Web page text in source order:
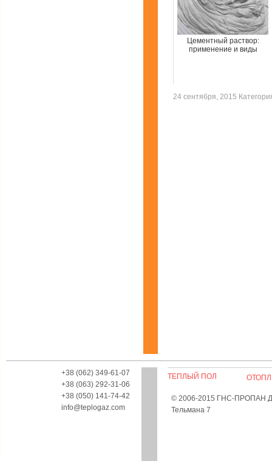
Цементный раствор:
применение и виды
24 сентября, 2015
+38 (062) 349-61-07
+38 (063) 292-31-06
+38 (050) 141-74-42
info@teplogaz.com
ТЕПЛЫЙ ПОЛ
© 2006-2015 ГНС-ПРОПАН
Тельмана 7